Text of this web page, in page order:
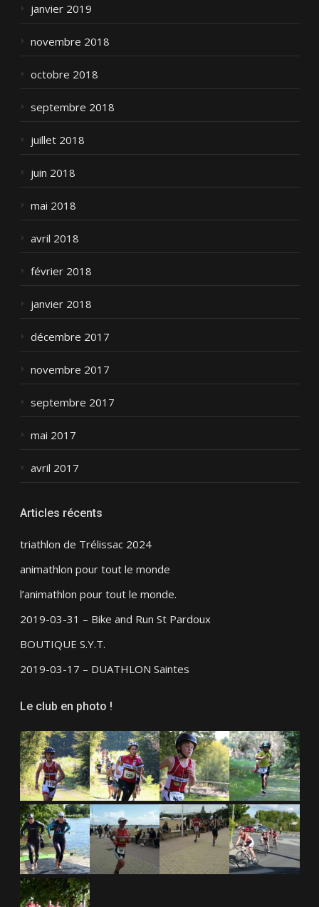
janvier 2019
novembre 2018
octobre 2018
septembre 2018
juillet 2018
juin 2018
mai 2018
avril 2018
février 2018
janvier 2018
décembre 2017
novembre 2017
septembre 2017
mai 2017
avril 2017
Articles récents
triathlon de Trélissac 2024
animathlon pour tout le monde
l’animathlon pour tout le monde.
2019-03-31 – Bike and Run St Pardoux
BOUTIQUE S.Y.T.
2019-03-17 – DUATHLON Saintes
Le club en photo !